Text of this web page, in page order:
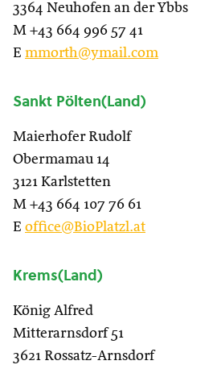
3364 Neuhofen an der Ybbs
M +43 664 996 57 41
E mmorth@ymail.com
Sankt Pölten(Land)
Maierhofer Rudolf
Obermamau 14
3121 Karlstetten
M +43 664 107 76 61
E office@BioPlatzl.at
Krems(Land)
König Alfred
Mitterarnsdorf 51
3621 Rossatz-Arnsdorf